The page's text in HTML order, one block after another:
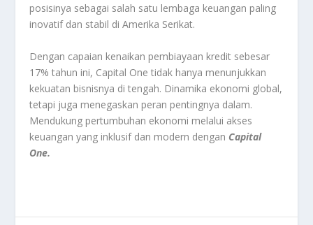
posisinya sebagai salah satu lembaga keuangan paling
inovatif dan stabil di Amerika Serikat.
Dengan capaian kenaikan pembiayaan kredit sebesar
17% tahun ini, Capital One tidak hanya menunjukkan
kekuatan bisnisnya di tengah. Dinamika ekonomi global,
tetapi juga menegaskan peran pentingnya dalam.
Mendukung pertumbuhan ekonomi melalui akses
keuangan yang inklusif dan modern dengan Capital
One.